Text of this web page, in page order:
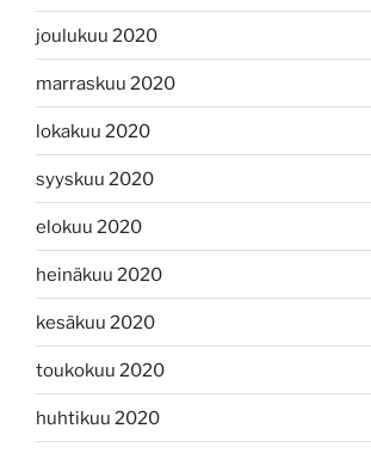
joulukuu 2020
marraskuu 2020
lokakuu 2020
syyskuu 2020
elokuu 2020
heinäkuu 2020
kesäkuu 2020
toukokuu 2020
huhtikuu 2020